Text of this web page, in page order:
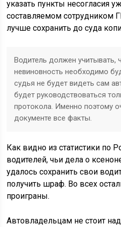
указать пункты несогласия
составляемом сотрудником
лучше сохранить до суда
Водитель должен учитывать,
невиновность необходимо
судья не будет видеть сам
будет руководствоваться
протокола. Именно поэтому
документе все факты.
Как видно из статистики по
водителей, чьи дела о
удалось сохранить свои
получить шраф. Во всех
проиграны.
Автовладельцам не стоит